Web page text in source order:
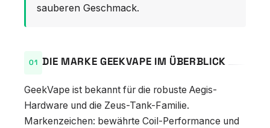
sauberen Geschmack.
DIE MARKE GEEKVAPE IM ÜBERBLICK
GeekVape ist bekannt für die robuste Aegis-
Hardware und die Zeus-Tank-Familie.
Markenzeichen: bewährte Coil-Performance und